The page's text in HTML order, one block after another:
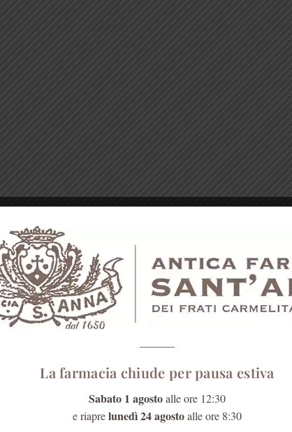
La farmacia chiude per pausa estiva
Sabato 1 agostoalle ore 12:30
e riaprelunedì 24 agostoalle ore 8:30